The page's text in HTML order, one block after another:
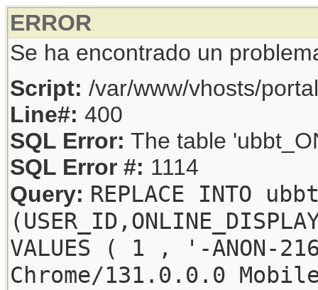
ERROR
Se ha encontrado un
Script: /var/www/vhosts/
Line#: 400
SQL Error: The table
SQL Error #: 1114
Query: REPLACE INTO
VALUES ( 1 , '-
Chrome/131.0.0.0